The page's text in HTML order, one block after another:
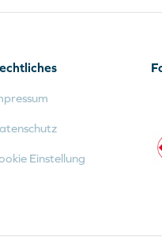
Einstellung